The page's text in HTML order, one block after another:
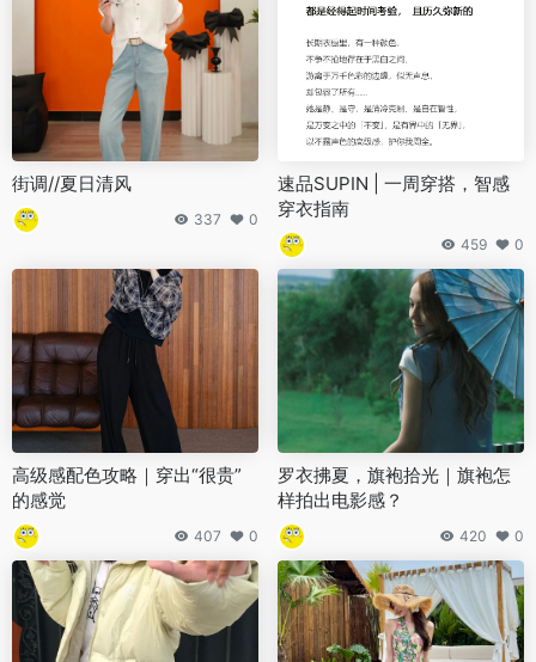
街调//夏日清风
337 0
速品SUPIN | 一周穿搭，智感
穿衣指南
459 0
高级感配色攻略｜穿出“很贵”
的感觉
407 0
罗衣拂夏，旗袍拾光｜旗袍怎
样拍出电影感？
420 0